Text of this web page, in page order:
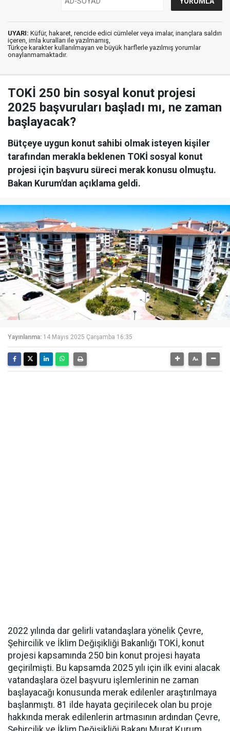
UYARI: Küfür, hakaret, rencide edici cümleler veya imalar, inançlara saldırı
içeren, imla kuralları ile yazılmamış,
Türkçe karakter kullanılmayan ve büyük harflerle yazılmış yorumlar
onaylanmamaktadır.
TOKİ 250 bin sosyal konut projesi
2025 başvuruları başladı mı, ne zaman
başlayacak?
Bütçeye uygun konut sahibi olmak isteyen kişiler
tarafından merakla beklenen TOKİ sosyal konut
projesi için başvuru süreci merak konusu olmuştu.
Bakan Kurum'dan açıklama geldi.
Yayınlanma: 14 Mayıs 2025 Çarşamba 16:35
2022 yılında dar gelirli vatandaşlara yönelik Çevre,
Şehircilik ve İklim Değişikliği Bakanlığı TOKİ, konut
projesi kapsamında 250 bin konut projesi hayata
geçirilmişti. Bu kapsamda 2025 yılı için ilk evini alacak
vatandaşlara özel başvuru işlemlerinin ne zaman
başlayacağı konusunda merak edilenler araştırılmaya
başlanmıştı. 81 ilde hayata geçirilecek olan bu proje
hakkında merak edilenlerin artmasının ardından Çevre,